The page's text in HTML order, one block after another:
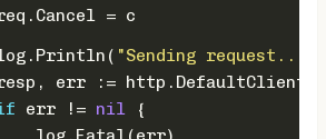
= c
"Sending request..."
err :=
err != nil
{